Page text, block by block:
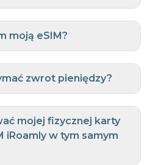
moją eSIM?
zwrot pieniędzy?
mojej fizycznej karty
iRoamly w tym samym